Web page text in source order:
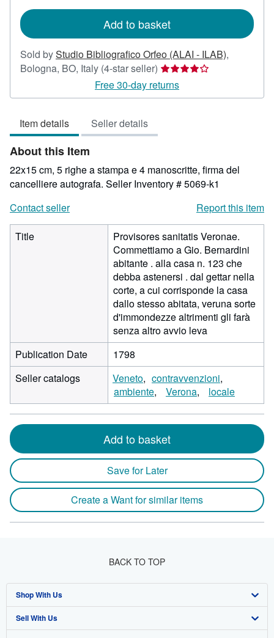
Add to basket
Sold byStudio Bibliografico Orfeo (ALAI - ILAB),
Bologna, BO, Italy (4-star seller) Seller
rating
4
Free 30-day returns
Item details Seller details
About this Item
22x15 cm, 5 righe a stampa e 4 manoscritte, firma del
cancelliere autografa. Seller Inventory # 5069-k1
Contact seller
Report this item
Title
Provisores sanitatis Veronae.
Commettiamo a Gio. Bernardini
abitante . alla casa n. 123 che
debba astenersi . dal gettar nella
corte, a cui corrisponde la casa
dallo stesso abitata, veruna sorte
d'immondezze altrimenti gli farà
senza altro avvio leva
Publication Date
1798
Seller catalogs
Veneto
contravvenzioni
ambiente
Verona locale
Add to basket
Save for Later
Create a Want for similar items
BACK TO TOP
Shop With Us
Advanced Search
Sell With Us